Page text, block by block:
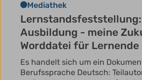
Mediathek
Lernstandsfeststellung:
Ausbildung - meine
Worddatei für Lernende
Es handelt sich um ein
Berufssprache Deutsch: